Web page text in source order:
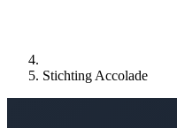
Stichting Accolade